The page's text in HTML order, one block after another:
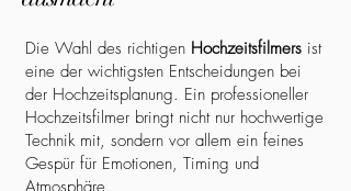
Die Wahl des richtigen Hochzeitsfilmers ist
eine der wichtigsten Entscheidungen bei
der Hochzeitsplanung. Ein professioneller
Hochzeitsfilmer bringt nicht nur hochwertige
Technik mit, sondern vor allem ein feines
Gespür für Emotionen, Timing und
Atmosphäre.